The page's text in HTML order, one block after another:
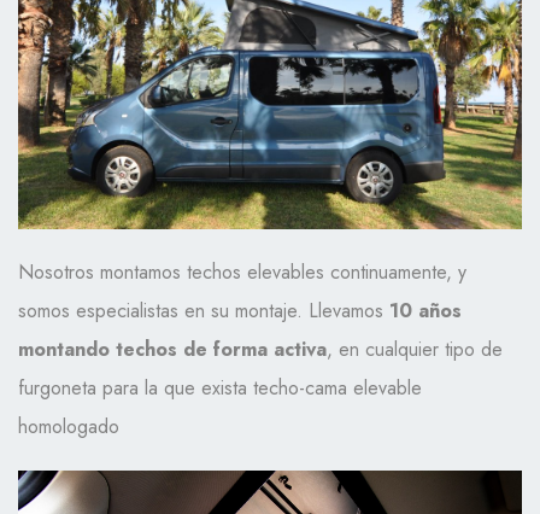
Nosotros montamos techos elevables continuamente, y
somos especialistas en su montaje. Llevamos 10 años
montando techos de forma activa, en cualquier tipo de
furgoneta para la que exista techo-cama elevable
homologado